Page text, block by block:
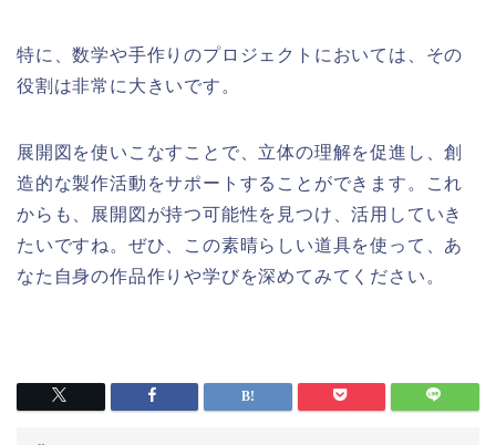
特に、数学や手作りのプロジェクトにおいては、その
役割は非常に大きいです。
展開図を使いこなすことで、立体の理解を促進し、創
造的な製作活動をサポートすることができます。これ
からも、展開図が持つ可能性を見つけ、活用していき
たいですね。ぜひ、この素晴らしい道具を使って、あ
なた自身の作品作りや学びを深めてみてください。